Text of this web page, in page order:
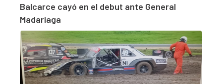
Balcarce cayó en el debut ante General
Madariaga